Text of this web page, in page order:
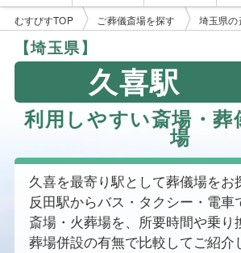
むすびすTOP ご葬儀斎場を探す 埼玉県
【埼玉県】
久喜駅
利用しやすい斎場・葬
場
久喜を最寄り駅として葬儀場をお
反田駅からバス・タクシー・電車
斎場・火葬場を、所要時間や乗り
葬場併設の有無で比較してご紹介